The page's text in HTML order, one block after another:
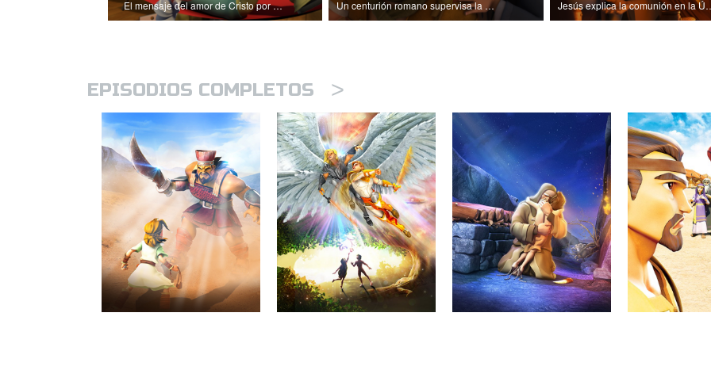
El mensaje del amor de Cristo por cada uno de nosotros. Un centurión romano supervisa la multitud que rodea a Jesús. Jesús explica la
EPISODIOS COMPLETOS >